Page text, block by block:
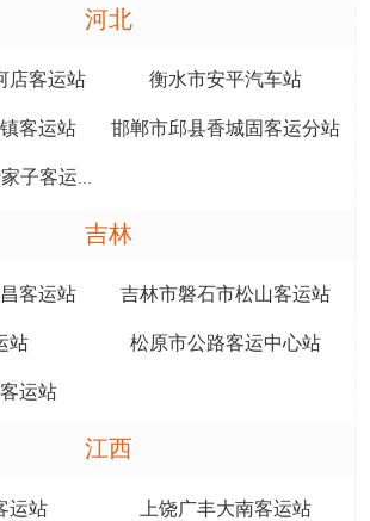
河北
店客运站 衡水市安平汽车站
客运站 邯郸市邱县香城固客运分站
承德市平泉南五十家子客运站
吉林
客运站 吉林市磐石市松山客运站
站 松原市公路客运中心站
运站
江西
运站 上饶广丰大南客运站